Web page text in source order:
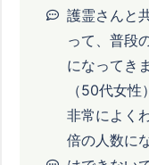
護霊さんと
って、普段
になってき
（50代女性）
非常によく
倍の人数に